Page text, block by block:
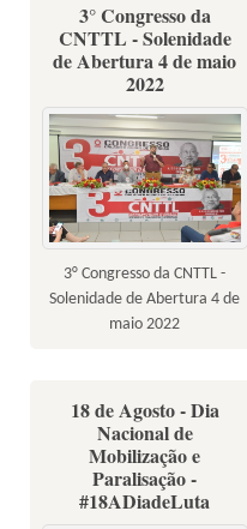
3° Congresso da
CNTTL - Solenidade
de Abertura 4 de maio
2022
3° Congresso da CNTTL -
Solenidade de Abertura 4 de
maio 2022
18 de Agosto - Dia
Nacional de
Mobilização e
Paralisação -
#18ADiadeLuta